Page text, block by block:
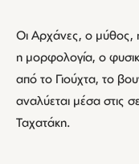
Οι Αρχάνες, ο μύθος,
η μορφολογία, ο
από το Γιούχτα, το
αναλύεται μέσα στις
Ταχατάκη.